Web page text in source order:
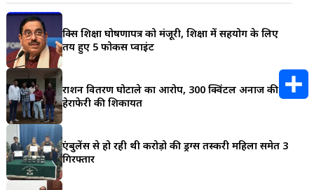
ब्रिक्स शिक्षा घोषणापत्र को मंजूरी, शिक्षा में सहयोग के लिए
तय हुए 5 फोकस प्वाइंट
राशन वितरण घोटाले का आरोप, 300 क्विंटल अनाज की
हेराफेरी की शिकायत
एंबुलेंस से हो रही थी करोड़ो की ड्रग्स तस्करी महिला समेत 3
गिरफ्तार
h